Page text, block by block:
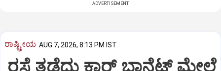
ADVERTISEMENT
ರಾಷ್ಟ್ರೀಯ AUG 7, 2026, 8:13 PM IST
ರಸ್ತೆ ತಡೆದು ಕಾರ್ ಬಾನೆಟ್ ಮೇಲೆ